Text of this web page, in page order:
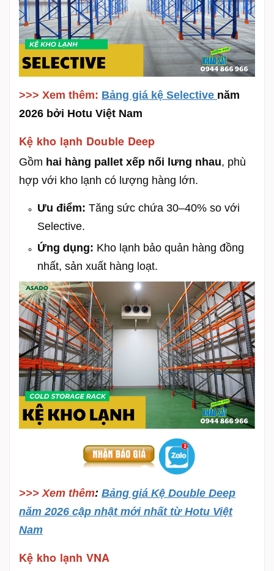
>>> Xem thêm: Bảng giá kệ Selective năm
2026 bởi Hotu Việt Nam
Kệ kho lạnh Double Deep
Gồm hai hàng pallet xếp nối lưng nhau, phù
hợp với kho lạnh có lượng hàng lớn.
Ưu điểm: Tăng sức chứa 30–40% so với
Selective.
Ứng dụng: Kho lạnh bảo quản hàng đồng
nhất, sản xuất hàng loạt.
>>> Xem thêm: Bảng giá Kệ Double Deep
năm 2026 cập nhật mới nhất từ Hotu Việt
Nam
Kệ kho lạnh VNA